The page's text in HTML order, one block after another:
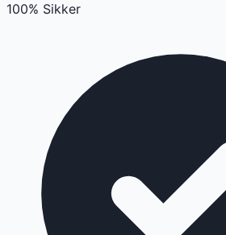
100% Sikker